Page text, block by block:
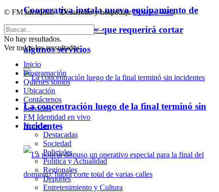
Cooperativa instala nuevo equipamiento de
telecomunicaciones que requerirá cortar
algunos servicios
La concentración luego de la final terminó sin
incidentes
© FM Identidad - Desarrollo y hospedajeDesatec Web.
No hay resultados.
Ver todos los ressultados
Inicio
Programación
Quienes somos
Ubicación
Contáctenos
Servicios
FM Identidad en vivo
Noticias
Destacadas
Sociedad
Policiales
Política y Actualidad
Regionales
Deportes
Entretenimiento y Cultura